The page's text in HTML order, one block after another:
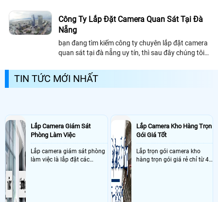
hơn tại địa bàn quận 12 nói riêng...
Công Ty Lắp Đặt Camera Quan Sát Tại Đà
Nẵng
bạn đang tìm kiếm công ty chuyên lắp đặt camera
quan sát tại đà nẵng uy tín, thì sau đây chúng tôi
ty chuyên lắp đặt camera quan sát tại đà nẵng.
TIN TỨC MỚI NHẤT
Lắp Camera Giám Sát
Phòng Làm Việc
Lắp camera giám sát phòng
làm việc là lắp đặt các
Lắp Camera Kho Hàng Trọn
Gói Giá Tốt
Lắp trọn gói camera kho
hàng trọn gói giá rẻ chỉ từ 4